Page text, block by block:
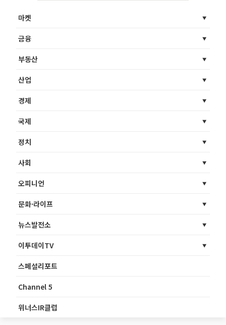
마켓
금융
부동산
산업
경제
국제
정치
사회
오피니언
문화·라이프
뉴스발전소
이투데이TV
스페셜리포트
Channel 5
위너스IR클럽